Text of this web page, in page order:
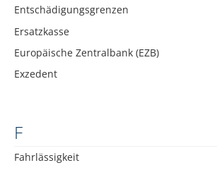
Entschädigungsgrenzen
Ersatzkasse
Europäische Zentralbank (EZB)
Exzedent
F
Fahrlässigkeit